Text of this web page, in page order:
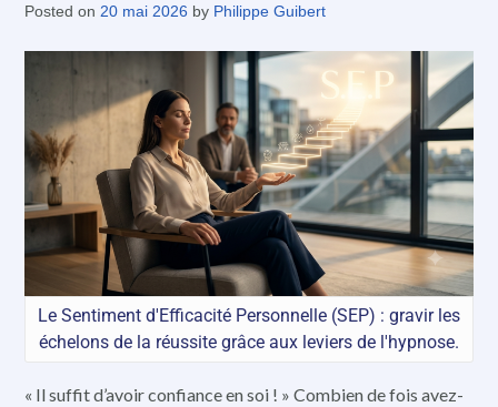
Posted on 20 mai 2026 by Philippe Guibert
Le Sentiment d'Efficacité Personnelle (SEP) : gravir les
échelons de la réussite grâce aux leviers de l'hypnose.
« Il suffit d’avoir confiance en soi ! » Combien de fois avez-